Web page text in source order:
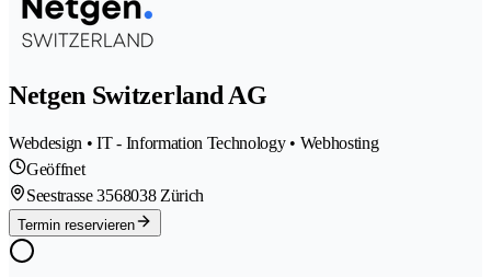
Netgen Switzerland AG
Webdesign • IT - Information Technology • Webhosting
Geöffnet
Seestrasse 3568038 Zürich
Termin reservieren